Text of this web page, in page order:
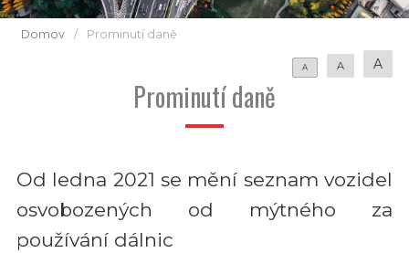
Domov / Prominutí daně
A A A
Prominutí daně
Od ledna 2021 se mění seznam vozidel
osvobozených od mýtného za
používání dálnic